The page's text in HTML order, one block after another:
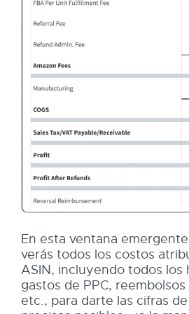
En esta ventana
verás todos los costos
ASIN, incluyendo todos los
gastos de PPC,
etc., para darte las cifras